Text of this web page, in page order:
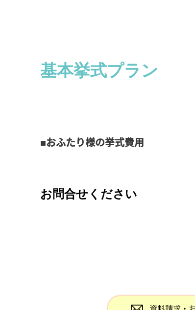
基本挙式プラン
■おふたり様の挙式費用
お問合せください